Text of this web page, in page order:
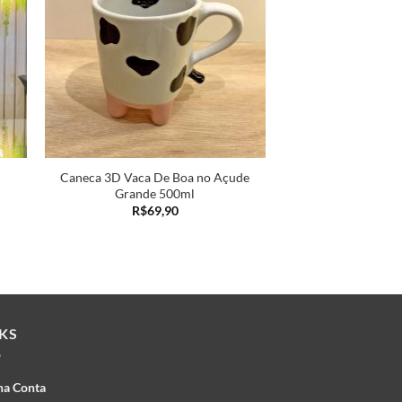
lista
Caneca 3D Vaca De Boa no Açude
Grande 500ml
R$69,90
Conta